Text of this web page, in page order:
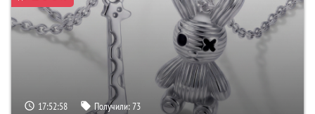
17:52:57 Получили:73